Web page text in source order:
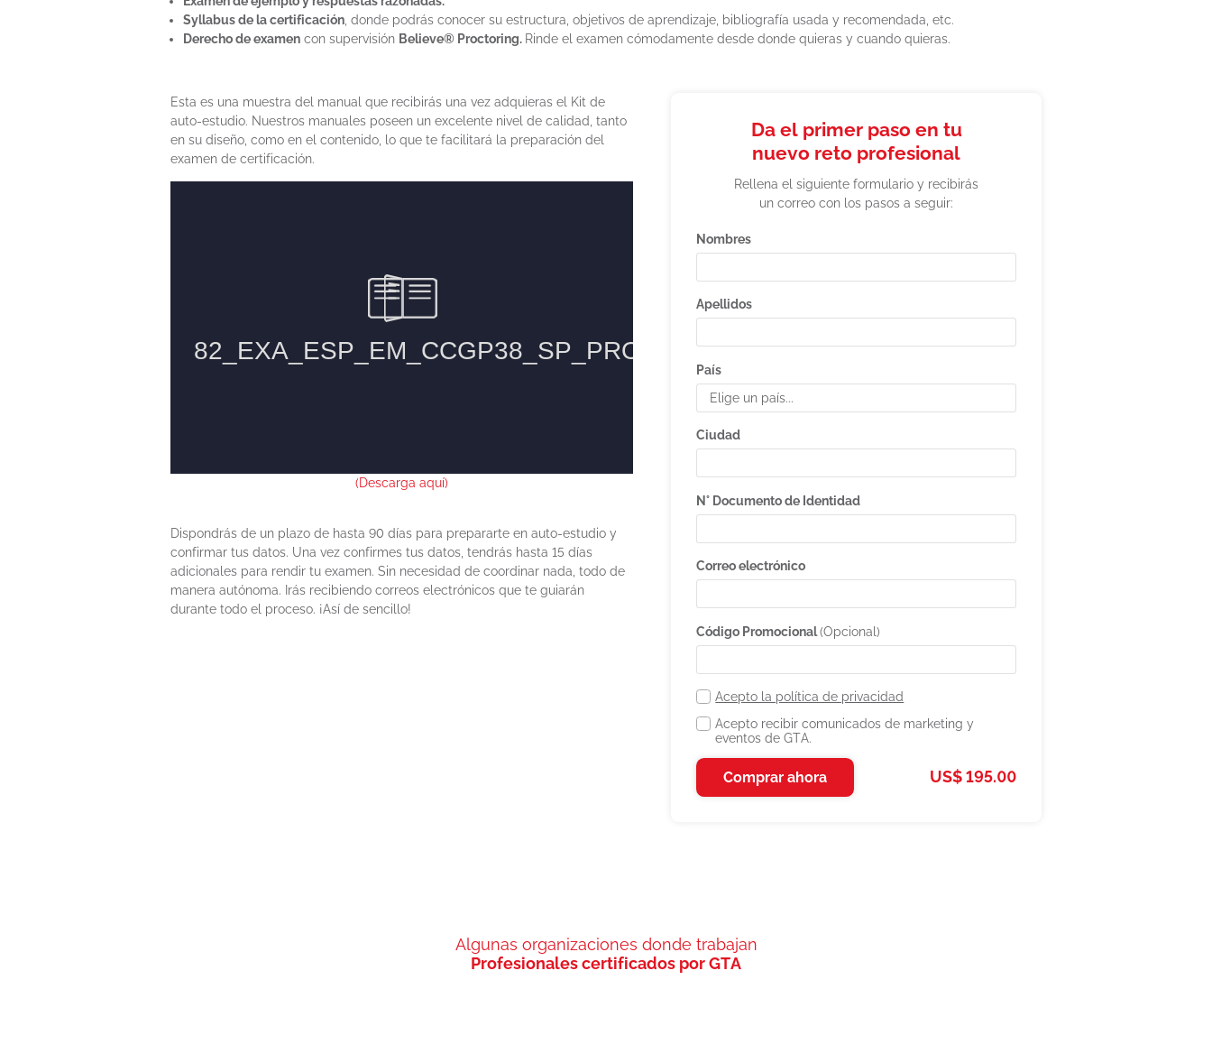
Syllabus de la certificación, donde podrás conocer su estructura, objetivos de aprendizaje, bibliografía usada y recomendada, etc.
Derecho de examen con supervisión Believe® Proctoring. Rinde el examen cómodamente desde donde quieras y cuando quieras.
Esta es una muestra del manual que recibirás una vez adquieras el Kit de
auto-estudio. Nuestros manuales poseen un excelente nivel de calidad, tanto
en su diseño, como en el contenido, lo que te facilitará la preparación del
examen de certificación.
(Descarga aquí)
Dispondrás de un plazo de hasta 90 días para prepararte en auto-estudio y
confirmar tus datos. Una vez confirmes tus datos, tendrás hasta 15 días
adicionales para rendir tu examen. Sin necesidad de coordinar nada, todo de
manera autónoma. Irás recibiendo correos electrónicos que te guiarán
durante todo el proceso. ¡Así de sencillo!
Da el primer paso en tu
nuevo reto profesional
Rellena el siguiente formulario y recibirás
un correo con los pasos a seguir:
Nombres
Apellidos
País
Ciudad
N° Documento de Identidad
Correo electrónico
Código Promocional(Opcional)
Acepto la política de privacidad
Acepto recibir comunicados de marketing y
eventos de GTA.
Comprar ahora US$ 195.00
Algunas organizaciones donde trabajan
Profesionales certificados por GTA